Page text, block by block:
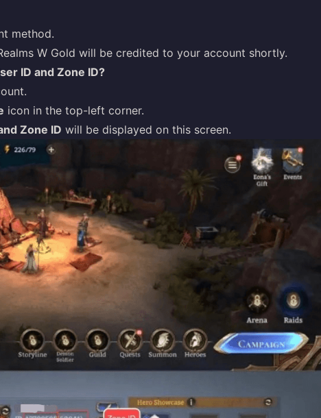
method.
W Gold will be credited to your account shortly.
ID and Zone ID?
icon in the top-left corner.
Zone ID will be displayed on this screen.